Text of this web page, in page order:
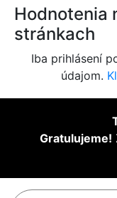
Hodnotenia
stránkach
Iba prihlásení
údajom.
Gratulujeme!